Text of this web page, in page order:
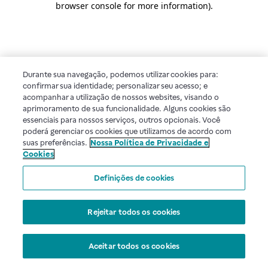
browser console for more information).
Durante sua navegação, podemos utilizar cookies para:
confirmar sua identidade; personalizar seu acesso; e
acompanhar a utilização de nossos websites, visando o
aprimoramento de sua funcionalidade. Alguns cookies são
essenciais para nossos serviços, outros opcionais. Você
poderá gerenciar os cookies que utilizamos de acordo com
suas preferências. Nossa Política de Privacidade e
Cookies
Definições de cookies
Rejeitar todos os cookies
Aceitar todos os cookies